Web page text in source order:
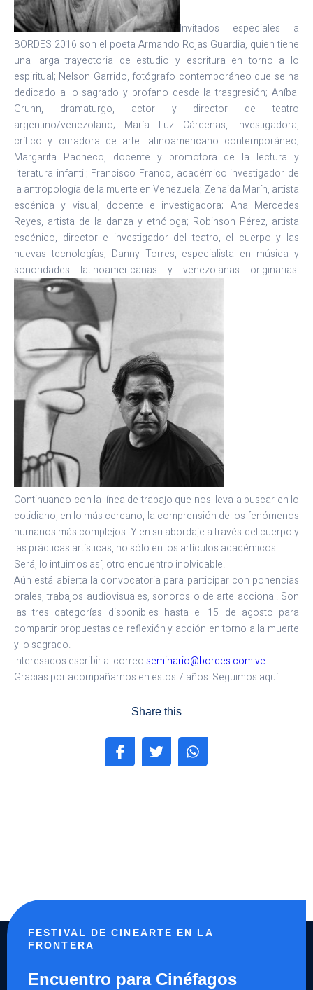
Invitados especiales a
BORDES 2016 son el poeta Armando Rojas Guardia, quien tiene
una larga trayectoria de estudio y escritura en torno a lo
espiritual; Nelson Garrido, fotógrafo contemporáneo que se ha
dedicado a lo sagrado y profano desde la trasgresión; Aníbal
Grunn, dramaturgo, actor y director de teatro
argentino/venezolano; María Luz Cárdenas, investigadora,
crítico y curadora de arte latinoamericano contemporáneo;
Margarita Pacheco, docente y promotora de la lectura y
literatura infantil; Francisco Franco, académico investigador de
la antropología de la muerte en Venezuela; Zenaida Marín, artista
escénica y visual, docente e investigadora; Ana Mercedes
Reyes, artista de la danza y etnóloga; Robinson Pérez, artista
escénico, director e investigador del teatro, el cuerpo y las
nuevas tecnologías; Danny Torres, especialista en música y
sonoridades latinoamericanas y venezolanas originarias.
Continuando con la línea de trabajo que nos lleva a buscar en lo
cotidiano, en lo más cercano, la comprensión de los fenómenos
humanos más complejos. Y en su abordaje a través del cuerpo y
las prácticas artísticas, no sólo en los artículos académicos.
Será, lo intuimos así, otro encuentro inolvidable.
Aún está abierta la convocatoria para participar con ponencias
orales, trabajos audiovisuales, sonoros o de arte accional. Son
las tres categorías disponibles hasta el 15 de agosto para
compartir propuestas de reflexión y acción en torno a la muerte
y lo sagrado.
Interesados escribir al correo seminario@bordes.com.ve
Gracias por acompañarnos en estos 7 años. Seguimos aquí.
Share this
FESTIVAL DE CINEARTE EN LA
FRONTERA
Encuentro para Cinéfagos